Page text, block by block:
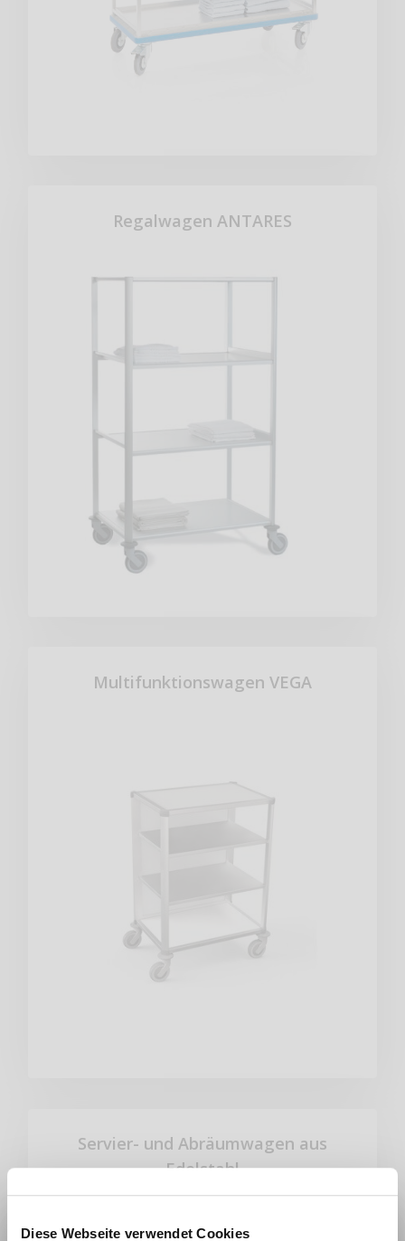
Diese Webseite verwendet Cookies
Regalwagen ANTARES
Multifunktionswagen VEGA
Servier- und Abräumwagen aus
Edelstahl